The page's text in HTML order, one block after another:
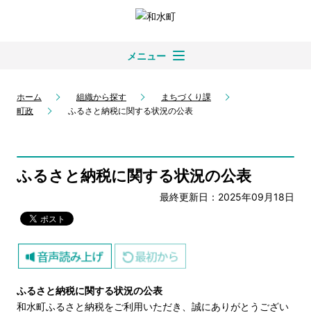
メニュー
ホーム 組織から探す
まちづくり課
町政
ふるさと納税に関する状況の公表
ふるさと納税に関する状況の公表
最終更新日：2025年09月18日
ふるさと納税に関する状況の公表
和水町ふるさと納税をご利用いただき、誠にありがとうござい